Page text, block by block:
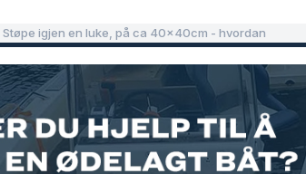
Støpe igjen en luke, på ca 40x40cm - hvordan